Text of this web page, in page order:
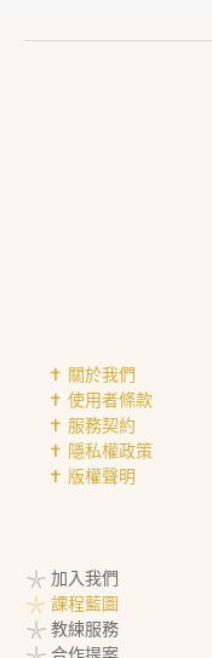
✝︎ 關於我們
✝︎ 使用者條款
✝︎ 服務契約
✝︎ 隱私權政策
✝︎ 版權聲明
𓇼 加入我們
𓇼 課程藍圖
𓇼 教練服務